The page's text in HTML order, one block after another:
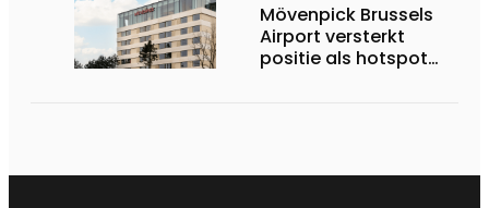
Mövenpick Brussels
Airport versterkt
positie als hotspot